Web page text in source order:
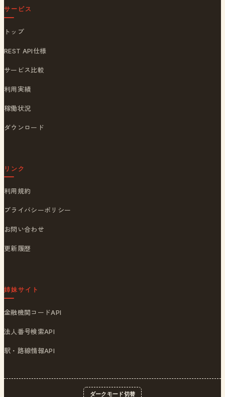
サービス
トップ
REST API仕様
サービス比較
利用実績
稼働状況
ダウンロード
リンク
利用規約
プライバシーポリシー
お問い合わせ
更新履歴
姉妹サイト
金融機関コードAPI
法人番号検索API
駅・路線情報API
ダークモード切替